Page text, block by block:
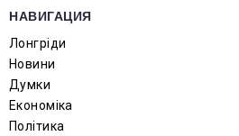
НАВИГАЦИЯ
Лонгріди
Новини
Думки
Економіка
Політика